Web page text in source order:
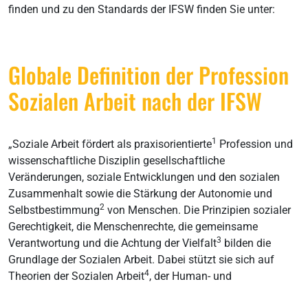
finden und zu den Standards der IFSW finden Sie unter:
Globale Definition der Profession
Sozialen Arbeit nach der IFSW
„Soziale Arbeit fördert als praxisorientierte1 Profession und
wissenschaftliche Disziplin gesellschaftliche
Veränderungen, soziale Entwicklungen und den sozialen
Zusammenhalt sowie die Stärkung der Autonomie und
Selbstbestimmung2 von Menschen. Die Prinzipien sozialer
Gerechtigkeit, die Menschenrechte, die gemeinsame
Verantwortung und die Achtung der Vielfalt3 bilden die
Grundlage der Sozialen Arbeit. Dabei stützt sie sich auf
Theorien der Sozialen Arbeit4, der Human- und